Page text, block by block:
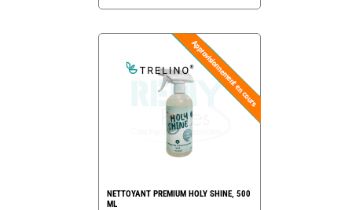
NETTOYANT PREMIUM HOLY SHINE, 500
ML